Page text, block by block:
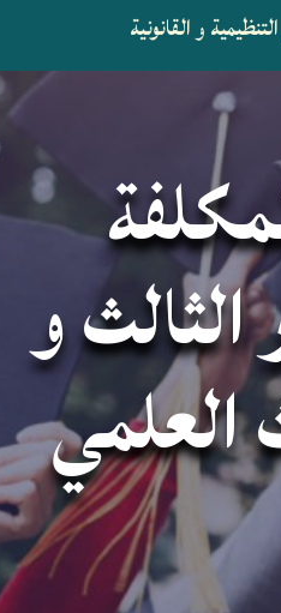
و القانونية
و
العلمي